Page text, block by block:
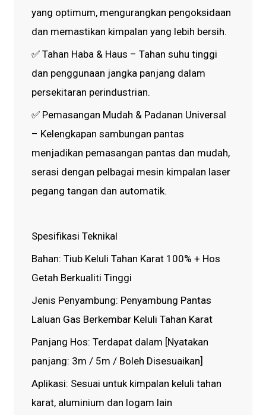
yang optimum, mengurangkan pengoksidaan
dan memastikan kimpalan yang lebih bersih.
✅ Tahan Haba & Haus – Tahan suhu tinggi
dan penggunaan jangka panjang dalam
persekitaran perindustrian.
✅ Pemasangan Mudah & Padanan Universal
– Kelengkapan sambungan pantas
menjadikan pemasangan pantas dan mudah,
serasi dengan pelbagai mesin kimpalan laser
pegang tangan dan automatik.
Spesifikasi Teknikal
Bahan: Tiub Keluli Tahan Karat 100% + Hos
Getah Berkualiti Tinggi
Jenis Penyambung: Penyambung Pantas
Laluan Gas Berkembar Keluli Tahan Karat
Panjang Hos: Terdapat dalam [Nyatakan
panjang: 3m / 5m / Boleh Disesuaikan]
Aplikasi: Sesuai untuk kimpalan keluli tahan
karat, aluminium dan logam lain